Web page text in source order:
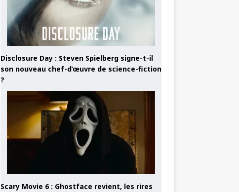
Disclosure Day : Steven Spielberg signe-t-il
son nouveau chef-d’œuvre de science-fiction
?
Scary Movie 6 : Ghostface revient, les rires